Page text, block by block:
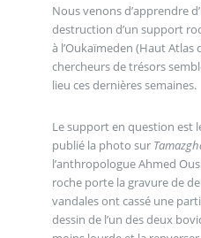
Nous venons d’apprendre
destruction d’un support
à l’Oukaïmeden (Haut Atlas
chercheurs de trésors
lieu ces dernières semaines.
Le support en question est
publié la photo sur
l’anthropologue Ahmed
roche porte la gravure de
vandales ont cassé une
dessin de l’un des deux